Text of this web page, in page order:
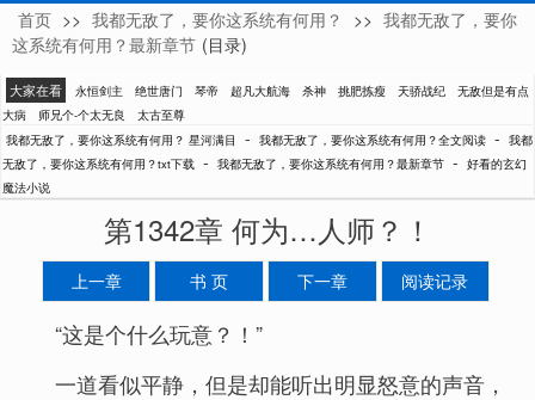
星河满目
首页 >> 我都无敌了，要你这系统有何用？ >> 我都无敌了，要你
这系统有何用？最新章节 (目录)
大家在看 永恒剑主 绝世唐门 琴帝 超凡大航海 杀神 挑肥拣瘦 天骄战纪
无敌但是有点
大病
师兄个-个太无良
太古至尊
我都无敌了，要你这系统有何用？ 星河满目
- 我都无敌了，要你这系统有何用？全文阅读 - 我都
无敌了，要你这系统有何用？txt下载 - 我都无敌了，要你这系统有何用？最新章节 - 好看的玄幻
魔法小说
第1342章 何为…人师？！
上一章 书 页 下一章 阅读记录
“这是个什么玩意？！”
一道看似平静，但是却能听出明显怒意的声音，